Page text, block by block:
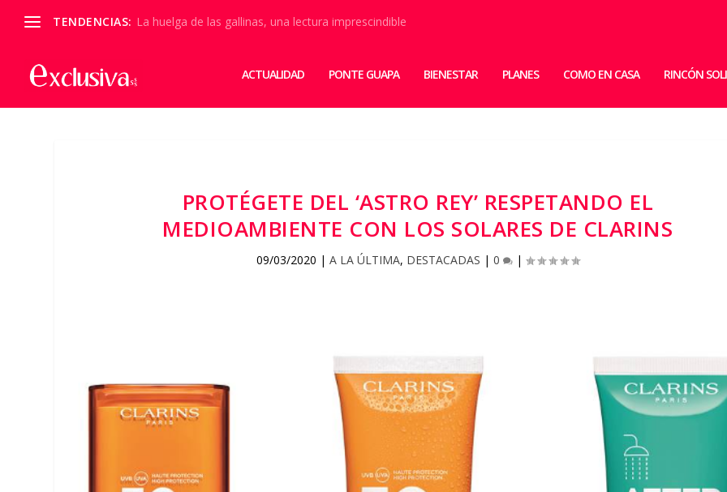
TENDENCIAS: La huelga de las gallinas, una lectura imprescindible
ACTUALIDAD PONTE GUAPA BIENESTAR PLANES COMO EN CASA RINCÓN
PROTÉGETE DEL ‘ASTRO REY’ RESPETANDO EL
MEDIOAMBIENTE CON LOS SOLARES DE CLARINS
09/03/2020 | A LA ÚLTIMA, DESTACADAS | 0 |